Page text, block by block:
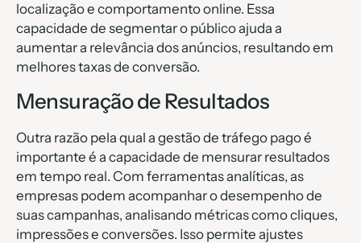
localização e comportamento online. Essa
capacidade de segmentar o público ajuda a
aumentar a relevância dos anúncios, resultando em
melhores taxas de conversão.
Mensuração de Resultados
Outra razão pela qual a gestão de tráfego pago é
importante é a capacidade de mensurar resultados
em tempo real. Com ferramentas analíticas, as
empresas podem acompanhar o desempenho de
suas campanhas, analisando métricas como cliques,
impressões e conversões. Isso permite ajustes